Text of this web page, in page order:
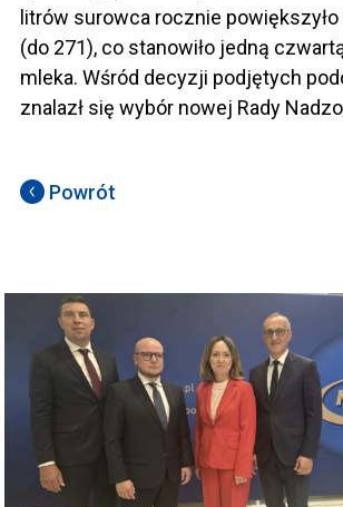
litrów surowca rocznie powiększyło
(do 271), co stanowiło jedną
mleka. Wśród decyzji podjętych
znalazł się wybór nowej Rady
Powrót